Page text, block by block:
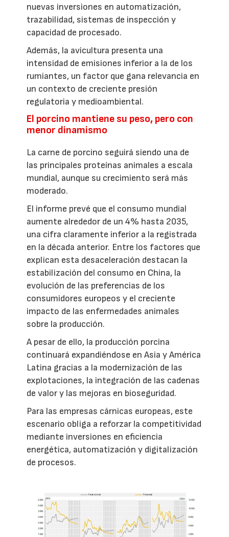
nuevas inversiones en automatización,
trazabilidad, sistemas de inspección y
capacidad de procesado.
Además, la avicultura presenta una
intensidad de emisiones inferior a la de los
rumiantes, un factor que gana relevancia en
un contexto de creciente presión
regulatoria y medioambiental.
El porcino mantiene su peso, pero con
menor dinamismo
La carne de porcino seguirá siendo una de
las principales proteínas animales a escala
mundial, aunque su crecimiento será más
moderado.
El informe prevé que el consumo mundial
aumente alrededor de un 4% hasta 2035,
una cifra claramente inferior a la registrada
en la década anterior. Entre los factores que
explican esta desaceleración destacan la
estabilización del consumo en China, la
evolución de las preferencias de los
consumidores europeos y el creciente
impacto de las enfermedades animales
sobre la producción.
A pesar de ello, la producción porcina
continuará expandiéndose en Asia y América
Latina gracias a la modernización de las
explotaciones, la integración de las cadenas
de valor y las mejoras en bioseguridad.
Para las empresas cárnicas europeas, este
escenario obliga a reforzar la competitividad
mediante inversiones en eficiencia
energética, automatización y digitalización
de procesos.